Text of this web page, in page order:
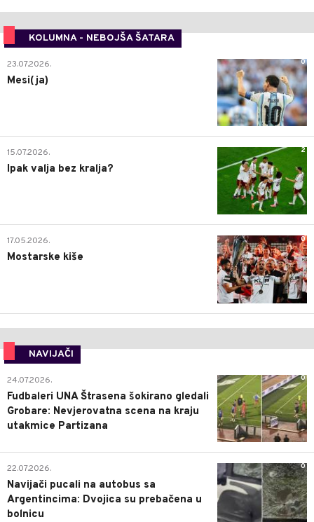
KOLUMNA - NEBOJŠA ŠATARA
0
23.07.2026.
Mesi(ja)
2
15.07.2026.
Ipak valja bez kralja?
0
17.05.2026.
Mostarske kiše
NAVIJAČI
0
24.07.2026.
Fudbaleri UNA Štrasena šokirano gledali
Grobare: Nevjerovatna scena na kraju
utakmice Partizana
0
22.07.2026.
Navijači pucali na autobus sa
Argentincima: Dvojica su prebačena u
bolnicu